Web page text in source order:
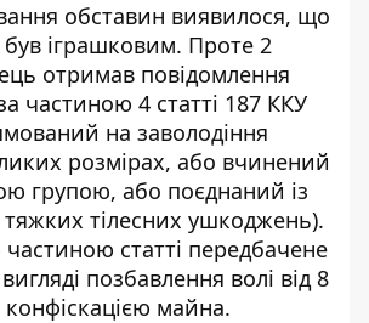
обставин виявилося, що
був іграшковим. Проте 2
отримав повідомлення
частиною 4 статті 187 ККУ
на заволодіння
розмірах, або вчинений
групою, або поєднаний із
тяжких тілесних ушкоджень).
статті передбачене
позбавлення волі від 8
конфіскацією майна.